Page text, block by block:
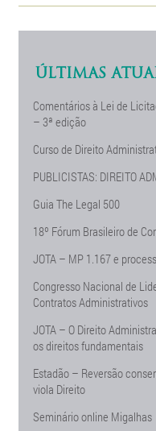
ÚLTIMAS
Comentários à Lei de
– 3ª edição
Curso de Direito
PUBLICISTAS: DIREITO
Guia The Legal 500
18º Fórum Brasileiro de
JOTA – MP 1.167 e
Congresso Nacional de
Contratos Administrativos
JOTA – O Direito
os direitos fundamentais
Estadão – Reversão
viola Direito
Seminário online Migalhas